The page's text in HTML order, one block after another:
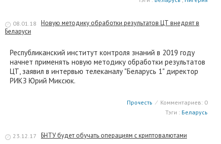
08.01.18
Новую методику обработки результатов ЦТ внедрят в
Беларуси
Республиканский институт контроля знаний в 2019 году
начнет применять новую методику обработки результатов
ЦТ, заявил в интервью телеканалу "Беларусь 1" директор
РИКЗ Юрий Миксюк.
Прочесть ⁄ Комментариев: 0
Тэги : Беларусь
23.12.17 БНТУ будет обучать операциям с криптовалютами